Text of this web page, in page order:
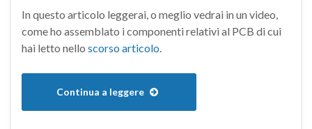
In questo articolo leggerai, o meglio vedrai in un video,
come ho assemblato i componenti relativi al PCB di cui
hai letto nello scorso articolo.
Continua a leggere